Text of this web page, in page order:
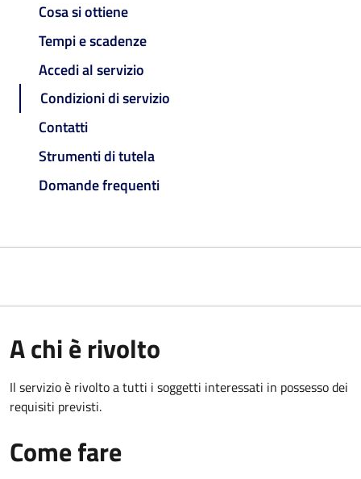
Cosa si ottiene
Tempi e scadenze
Accedi al servizio
Condizioni di servizio
Contatti
Strumenti di tutela
Domande frequenti
A chi è rivolto
Il servizio è rivolto a tutti i soggetti interessati in possesso dei
requisiti previsti.
Come fare